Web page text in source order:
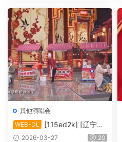
y.FLAC2.0.x264]
其他演唱会
WEB-DL
[115ed2k] [辽宁卫
视 | 欢天喜地闹元宵][TS/6.8
2026-03-27 20